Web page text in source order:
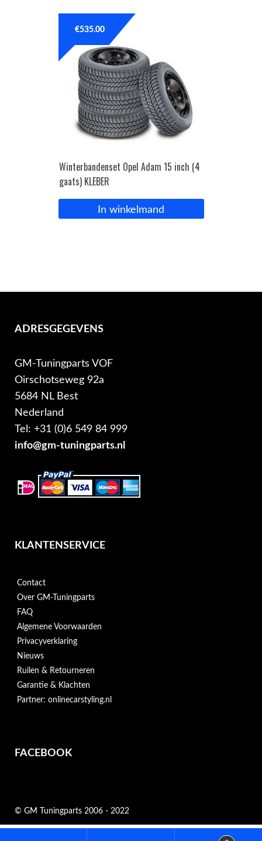
Winterbandenset Opel Adam 15 inch (4
gaats) KLEBER
€535.00
In winkelmand
ADRESGEGEVENS
GM-Tuningparts VOF
Oirschotseweg 92a
5684 NL Best
Nederland
Tel: +31 (0)6 549 84 999
info@gm-tuningparts.nl
KLANTENSERVICE
Contact
Over GM-Tuningparts
FAQ
Algemene Voorwaarden
Privacyverklaring
Nieuws
Ruilen & Retourneren
Garantie & Klachten
Partner: onlinecarstyling.nl
FACEBOOK
© GM Tuningparts 2006 - 2022